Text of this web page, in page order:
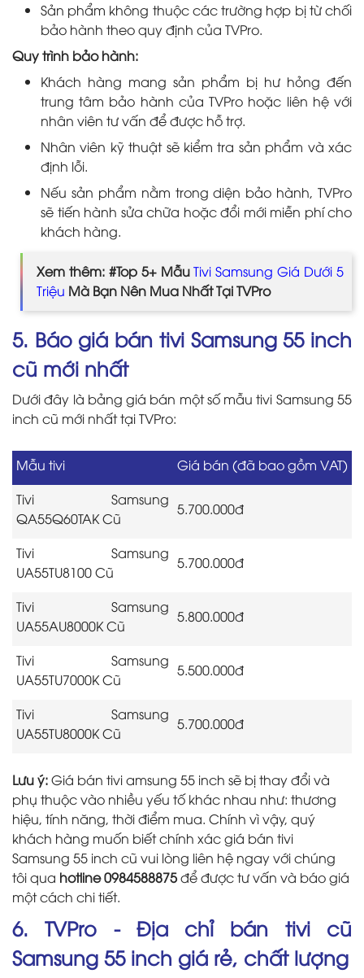
Sản phẩm không thuộc các trường hợp bị từ chối
bảo hành theo quy định của TVPro.
Quy trình bảo hành:
Khách hàng mang sản phẩm bị hư hỏng đến
trung tâm bảo hành của TVPro hoặc liên hệ với
nhân viên tư vấn để được hỗ trợ.
Nhân viên kỹ thuật sẽ kiểm tra sản phẩm và xác
định lỗi.
Nếu sản phẩm nằm trong diện bảo hành, TVPro
sẽ tiến hành sửa chữa hoặc đổi mới miễn phí cho
khách hàng.
Xem thêm: #Top 5+ MẫuTivi Samsung Giá Dưới 5
Triệu Mà Bạn Nên Mua Nhất Tại TVPro
5. Báo giá bán tivi Samsung 55 inch
cũ mới nhất
Dưới đây là bảng giá bán một số mẫu tivi Samsung 55
inch cũ mới nhất tại TVPro:
Mẫu tivi
Giá bán (đã bao gồm VAT)
Tivi Samsung
QA55Q60TAK Cũ
5.700.000đ
Tivi Samsung
UA55TU8100 Cũ
5.700.000đ
Tivi Samsung
UA55AU8000K Cũ
5.800.000đ
Tivi Samsung
UA55TU7000K Cũ
5.500.000đ
Tivi Samsung
UA55TU8000K Cũ
5.700.000đ
Lưu ý:Giá bán tivi amsung 55 inch sẽ bị thay đổi và
phụ thuộc vào nhiều yếu tố khác nhau như: thương
hiệu, tính năng, thời điểm mua. Chính vì vậy, quý
khách hàng muốn biết chính xác giá bán tivi
Samsung 55 inch cũ vui lòng liên hệ ngay với chúng
tôi qua hotline 0984588875để được tư vấn và báo giá
một cách chi tiết.
6. TVPro - Địa chỉ bán tivi cũ
Samsung 55 inch giá rẻ, chất lượng